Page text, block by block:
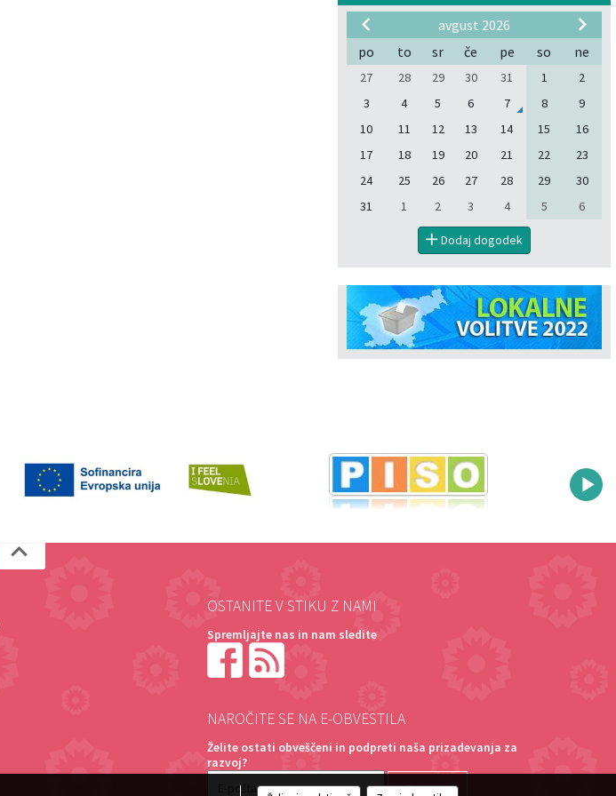
avgust 2026
po
to sr če pe so ne
27 28 29 30 31 1
2
3
4 5 6 7 8
9
10
11 12 13 14 15
16
17
18 19 20 21 22
23
24
25 26 27 28 29
30
31
1 2 3 4 5 6
Dodaj dogodek
OSTANITE V STIKU Z NAMI
Spremljajte nas in nam sledite
NAROČITE SE NA E-OBVESTILA
Želite ostati obveščeni in podpreti naša prizadevanja za
razvoj?